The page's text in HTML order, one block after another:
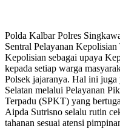
Polda Kalbar Polres
Sentral Pelayanan
Kepolisian sebagai upaya
kepada setiap warga
Polsek jajaranya. Hal ini
Selatan melalui Pelayanan
Terpadu (SPKT) yang
Aipda Sutrisno selalu rutin
tahanan sesuai atensi